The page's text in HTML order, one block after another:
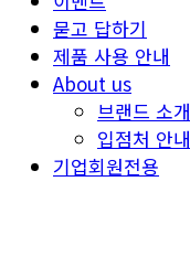
묻고 답하기
제품 사용 안내
About us
브랜드 소개
입점처 안내
기업회원전용